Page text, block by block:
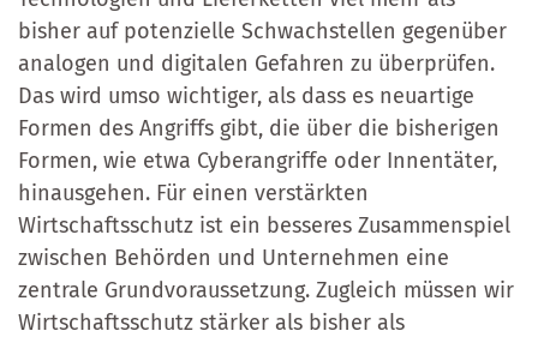
bisher auf potenzielle Schwachstellen gegenüber
analogen und digitalen Gefahren zu überprüfen.
Das wird umso wichtiger, als dass es neuartige
Formen des Angriffs gibt, die über die bisherigen
Formen, wie etwa Cyberangriffe oder Innentäter,
hinausgehen. Für einen verstärkten
Wirtschaftsschutz ist ein besseres Zusammenspiel
zwischen Behörden und Unternehmen eine
zentrale Grundvoraussetzung. Zugleich müssen wir
Wirtschaftsschutz stärker als bisher als